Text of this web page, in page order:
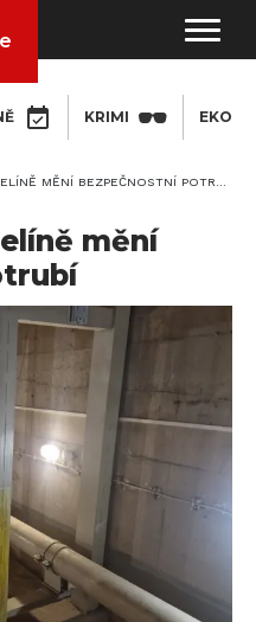
KRIMI
MĚNÍ BEZPEČNOSTNÍ POTRUBÍ
mění